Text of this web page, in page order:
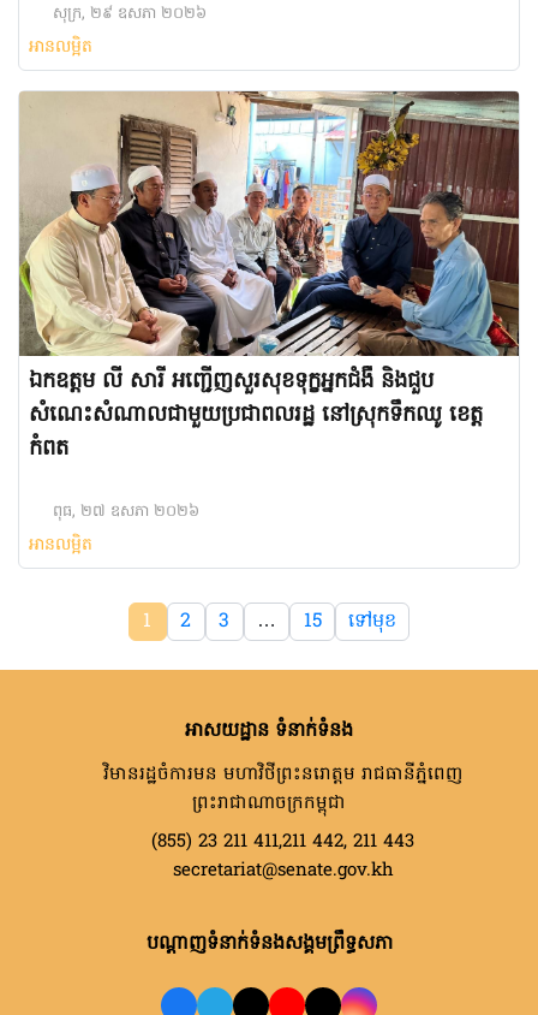
សុក្រ, ២៩ ឧសភា ២០២៦
អានលម្អិត
ឯកឧត្តម លី សារី អញ្ជើញសួរសុខទុក្ខអ្នកជំងឺ និងជួប
សំណេះសំណាលជាមួយប្រជាពលរដ្ឋ នៅស្រុកទឹកឈូ ខេត្ត
កំពត
ពុធ, ២៧ ឧសភា ២០២៦
អានលម្អិត
1 2 3 … 15 ទៅមុខ
អាសយដ្ឋាន ទំនាក់ទំនង
វិមានរដ្ឋចំការមន មហាវិថីព្រះនរោត្តម រាជធានីភ្នំពេញ
ព្រះរាជាណាចក្រកម្ពុជា
(855) 23 211 411,211 442, 211 443
secretariat@senate.gov.kh
បណ្តាញទំនាក់ទំនងសង្គមព្រឹទ្ធសភា